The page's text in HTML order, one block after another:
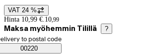
Price details
VAT 24 %
Hinta 10,99 €. 10,99
Maksa myöhemmin Tilillä ?
Saatavuustiedot
order method
to postal code
00220